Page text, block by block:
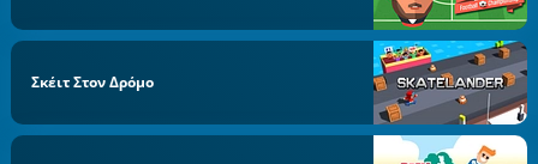
Σκέιτ Στον Δρόμο